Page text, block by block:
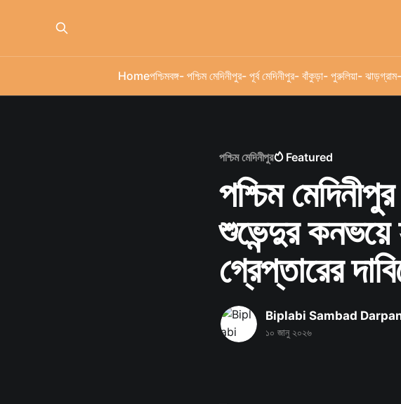
Homeপশ্চিমবঙ্গ- পশ্চিম মেদিনীপুর- পূর্ব মেদিনীপুর- বাঁকুড়া- পুরুলিয়া- ঝাড়গ্রাম-
পশ্চিম মেদিনীপুর Featured
পশ্চিম
শুভেন্দুর
গ্রেপ্তারের
Biplabi Sambad
১০ জানু ২০২৬